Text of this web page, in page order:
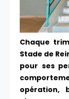
Chaque
Stade de
pour ses
opération,